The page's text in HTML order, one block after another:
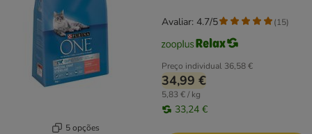
5 opções
Preço individual 36,58 €
34,99 €
5,83 € / kg
33,24 €
Avaliar: 4.7/5 (15)